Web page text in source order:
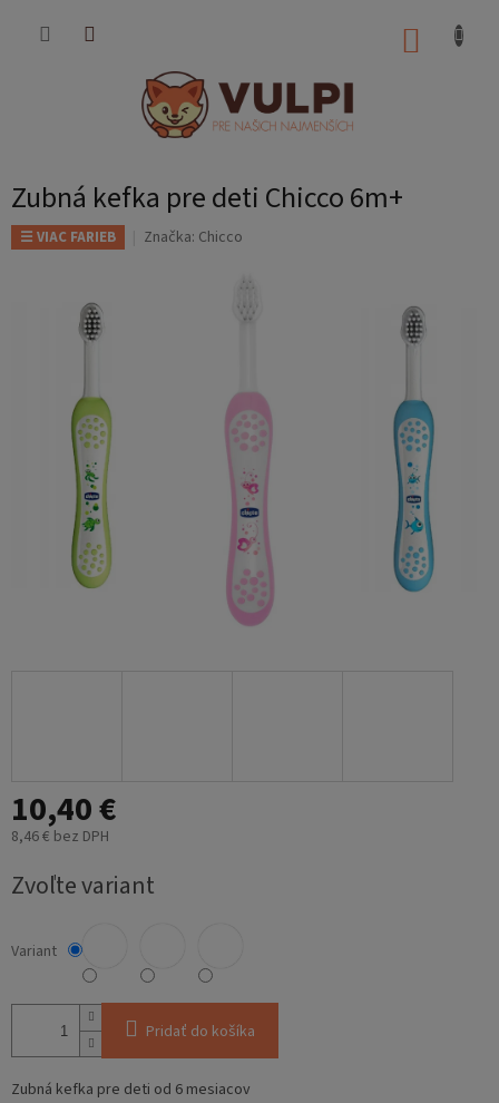
Zubná kefka pre deti Chicco 6m+
☰ VIAC FARIEB Značka: Chicco
10,40 €
8,46 € bez DPH
cena:
Zvoľte variant
Variant
Pridať do košíka
Zubná kefka pre deti od 6 mesiacov